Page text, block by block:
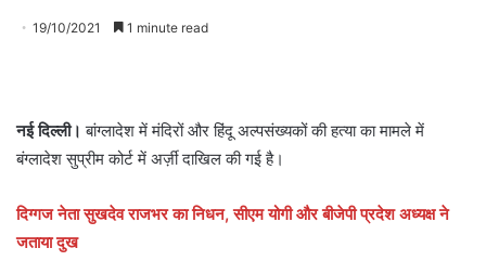
19/10/2021 1 minute read
नई दिल्ली। बांग्लादेश में मंदिरों और हिंदू अल्पसंख्यकों की हत्या का मामले में
बंग्लादेश सुप्रीम कोर्ट में अर्ज़ी दाखिल की गई है।
दिग्गज नेता सुखदेव राजभर का निधन, सीएम योगी और बीजेपी प्रदेश अध्यक्ष ने
जताया दुख